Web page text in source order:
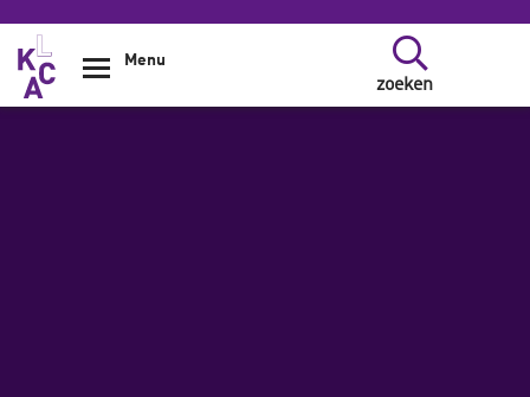
Overslaan en naar de inhoud gaan
zoeken
Menu